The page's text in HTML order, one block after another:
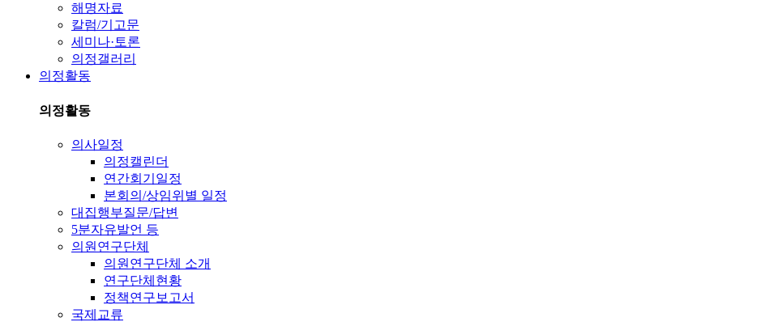
해명자료
칼럼/기고문
세미나·토론
의정갤러리
의정활동
의정활동
의사일정
의정캘린더
연간회기일정
본회의/상임위별 일정
대집행부질문/답변
5분자유발언 등
의원연구단체
의원연구단체 소개
연구단체현황
정책연구보고서
국제교류